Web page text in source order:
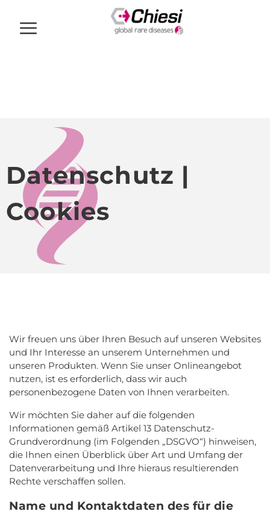
Datenschutz |
Cookies
Wir freuen uns über Ihren Besuch auf unseren Websites
und Ihr Interesse an unserem Unternehmen und
unseren Produkten. Wenn Sie unser Onlineangebot
nutzen, ist es erforderlich, dass wir auch
personenbezogene Daten von Ihnen verarbeiten.
Wir möchten Sie daher auf die folgenden
Informationen gemäß Artikel 13 Datenschutz-
Grundverordnung (im Folgenden „DSGVO“) hinweisen,
die Ihnen einen Überblick über Art und Umfang der
Datenverarbeitung und Ihre hieraus resultierenden
Rechte verschaffen sollen.
Name und Kontaktdaten des für die